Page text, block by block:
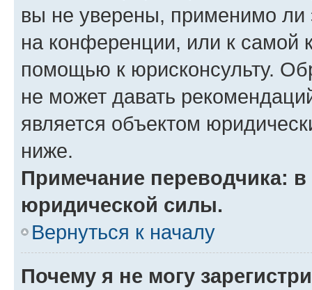
вы не уверены, применимо ли
на конференции, или к самой
помощью к юрисконсульту.
не может давать
является объектом
ниже.
Примечание переводчика:
юридической силы.
Вернуться к началу
Почему я не могу